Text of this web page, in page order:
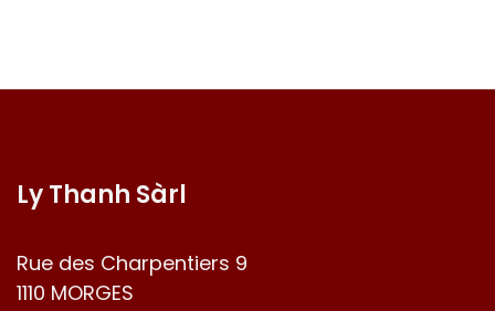
Ly Thanh Sàrl
Rue des Charpentiers 9
1110 MORGES